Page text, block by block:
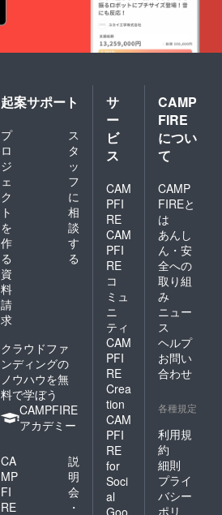
起案サポート
プ
ロ
ジ
ェ
ク
ト
を
作
る
ス
タ
ッ
フ
に
相
談
す
る
資
料
請
求
クラウドファ
ンディングの
ノウハウを無
料で学ぼう
CAMPFIRE
アカデミー
CA
MP
FI
RE
説
明
会
・
サ
ー
ビ
ス
CAM
PFI
RE
CAM
PFI
RE
コ
ミュ
ニ
ティ
CAM
PFI
RE
Crea
tion
CAM
PFI
RE
for
Soci
al
CAMP
FIRE
につい
て
CAMP
FIREと
は
あんし
ん・安
全への
取り組
み
ニュー
ス
ヘルプ
お問い
合わせ
各種規定
利用規
約
細則
プライ
バシー
ポリ